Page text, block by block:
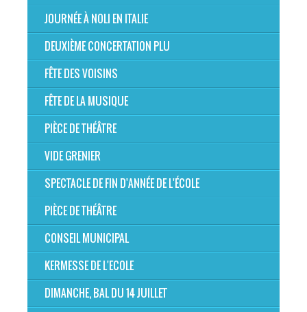
JOURNÉE À NOLI EN ITALIE
DEUXIÈME CONCERTATION PLU
FÊTE DES VOISINS
FÊTE DE LA MUSIQUE
PIÈCE DE THÉÂTRE
VIDE GRENIER
SPECTACLE DE FIN D'ANNÉE DE L'ÉCOLE
PIÈCE DE THÉÂTRE
CONSEIL MUNICIPAL
KERMESSE DE L'ECOLE
DIMANCHE, BAL DU 14 JUILLET